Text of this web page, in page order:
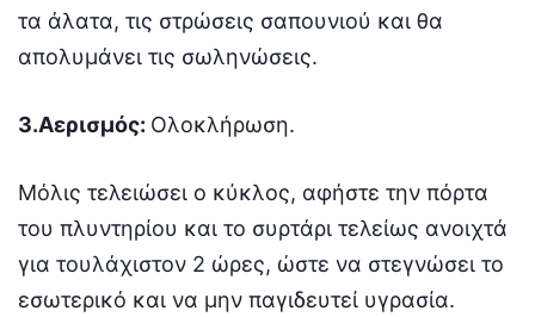
τα άλατα, τις στρώσεις σαπουνιού και θα
απολυμάνει τις σωληνώσεις.
3.Αερισμός: Ολοκλήρωση.
Μόλις τελειώσει ο κύκλος, αφήστε την πόρτα
του πλυντηρίου και το συρτάρι τελείως ανοιχτά
για τουλάχιστον 2 ώρες, ώστε να στεγνώσει το
εσωτερικό και να μην παγιδευτεί υγρασία.